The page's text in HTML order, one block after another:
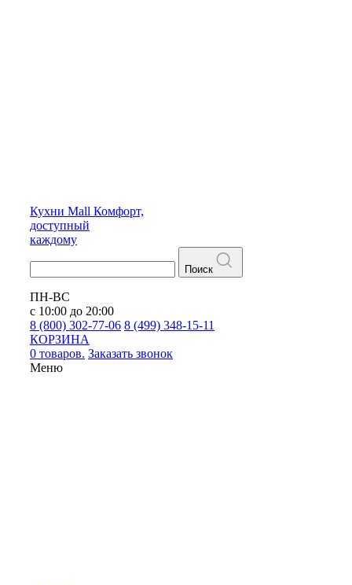
Кухни Mall Комфорт,
доступный
каждому
Поиск
ПН-ВС
с 10:00 до 20:00
8 (800) 302-77-06 8 (499) 348-15-11
КОРЗИНА
0 товаров. Заказать звонок
Меню